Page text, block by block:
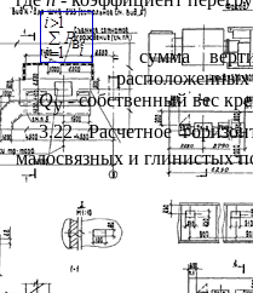
- сумма
расположенных
Qу- собственный вес
3.22. Расчетное
малосвязных и глинистых